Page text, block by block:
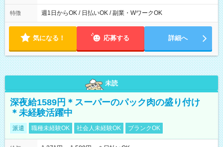
00 ※週1日～OK ／ 夜勤専従 ＊＊ 勤務時間例 ＊＊ ■22時か
ら翌7時 ■23時から翌8時 ■24時から翌9時 など ※上記の時間
ます。 ※曜日固定（毎週同じ曜日での勤務となります）
特徴 週1日からOK / 日払いOK / 副業・WワークOK
気になる！ 応募する 詳細へ
未読
深夜給1589円＊スーパーのパック肉の盛り付け
＊未経験活躍中
派遣 職種未経験OK 社会人未経験OK ブランクOK